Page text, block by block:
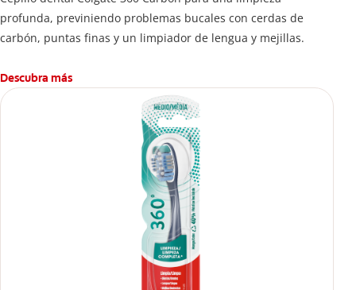
profunda, previniendo problemas bucales con cerdas de
carbón, puntas finas y un limpiador de lengua y mejillas.
Descubra más